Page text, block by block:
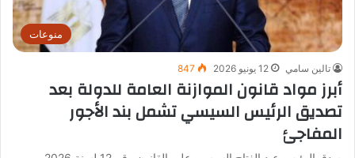
منوعات
تالين سامي 12 يونيو 2026 847
أبرز مواد قانون الموازنة العامة للدولة بعد
تصديق الرئيس السيسي تشمل بند الأجور
المفاجئ